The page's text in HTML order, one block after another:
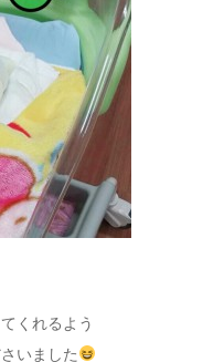
くれるよう
いました